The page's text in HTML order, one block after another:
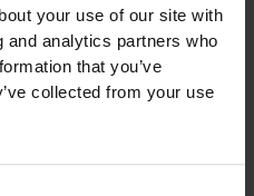
your use of our site with
and analytics partners who
that you’ve
collected from your use